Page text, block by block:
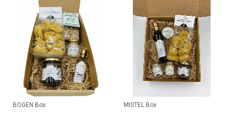
BOGEN Box MISTEL Box